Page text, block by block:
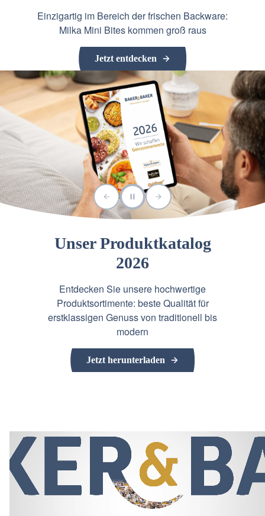
Einzigartig im Bereich der frischen Backware:
Milka Mini Bites kommen groß raus
Jetzt entdecken
Unser Produktkatalog
2026
Entdecken Sie unsere hochwertige
Produktsortimente: beste Qualität für
erstklassigen Genuss von traditionell bis
modern
Jetzt herunterladen